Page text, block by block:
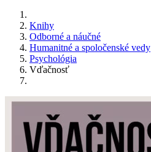
Knihy
Odborné a náučné
Humanitné a spoločenské vedy
Psychológia
Vďačnosť